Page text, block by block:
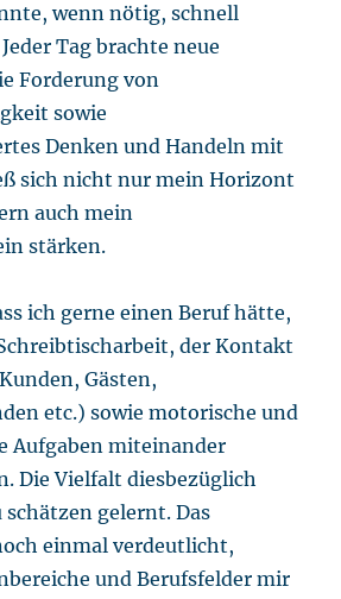
wenn nötig, schnell
Tag brachte neue
Forderung von
sowie
Denken und Handeln mit
sich nicht nur mein Horizont
auch mein
stärken.
ich gerne einen Beruf hätte,
der Kontakt
Gästen,
etc.) sowie motorische und
Aufgaben miteinander
Die Vielfalt diesbezüglich
schätzen gelernt. Das
einmal verdeutlicht,
und Berufsfelder mir